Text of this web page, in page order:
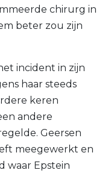
chirurg in
beter zou zijn
incident in zijn
haar steeds
keren
andere
Geersen
meegewerkt en
waar Epstein